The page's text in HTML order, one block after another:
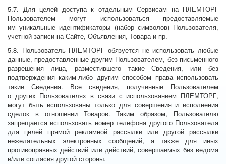
5.7. Для целей доступа к отдельным Сервисам на ПЛЕМТОРГ
Пользователем могут использоваться предоставляемые
им уникальные идентификаторы (набор символов) Пользователя,
учетной записи на Сайте, Объявления, Товара и пр.
5.8. Пользователь ПЛЕМТОРГ обязуется не использовать любые
данные, предоставленные другим Пользователем, без письменного
разрешения лица, разместившего такие Сведения, или без
подтверждения каким-либо другим способом права использовать
такие Сведения. Все сведения, полученные Пользователем
о других Пользователях в связи с использованием ПЛЕМТОРГ,
могут быть использованы только для совершения и исполнения
сделок в отношении Товаров. Таким образом, Пользователю
запрещается использовать номер телефона другого Пользователя
для целей прямой рекламной рассылки или другой рассылки
нежелательных электронных сообщений, а также для иных
противоправных действий или действий, совершаемых без ведома
и/или согласия другой стороны.